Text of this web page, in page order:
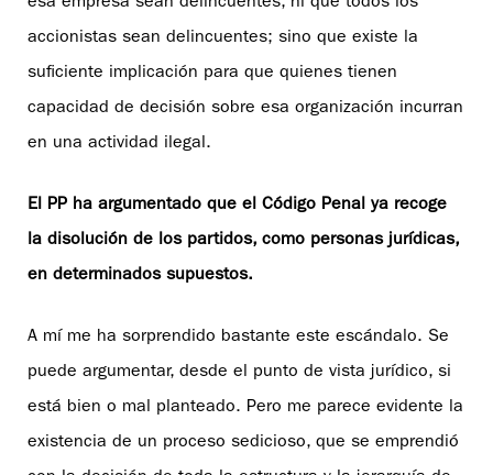
accionistas sean delincuentes; sino que existe la
suficiente implicación para que quienes tienen
capacidad de decisión sobre esa organización incurran
en una actividad ilegal.
El PP ha argumentado que el Código Penal ya recoge
la disolución de los partidos, como personas jurídicas,
en determinados supuestos.
A mí me ha sorprendido bastante este escándalo. Se
puede argumentar, desde el punto de vista jurídico, si
está bien o mal planteado. Pero me parece evidente la
existencia de un proceso sedicioso, que se emprendió